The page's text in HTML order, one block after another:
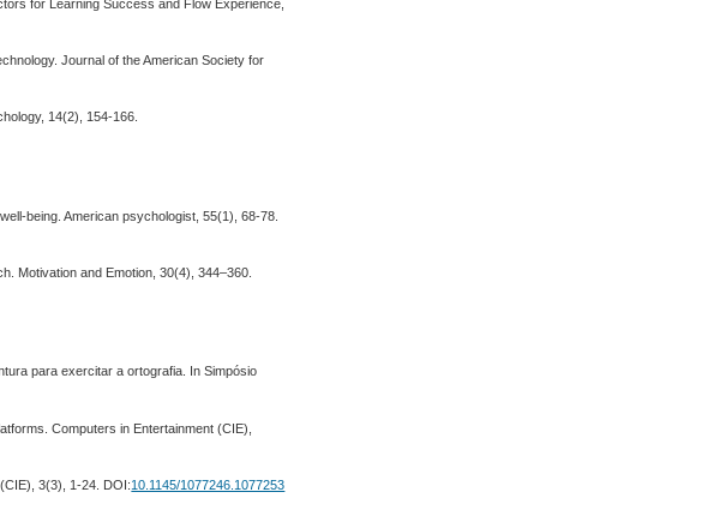
for Learning Success and Flow Experience,
Journal of the American Society for
14(2), 154-166.
being. American psychologist, 55(1), 68-78.
Motivation and Emotion, 30(4), 344–360.
para exercitar a ortografia. In Simpósio
Computers in Entertainment (CIE),
3(3), 1-24. DOI:10.1145/1077246.1077253